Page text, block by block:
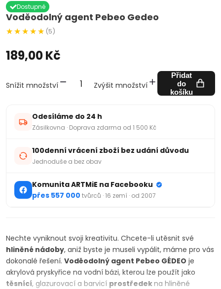
Voděodolný agent Pebeo Gedeo
Dostupné
(5)
189,00 Kč
Snížit množství Zvýšit množství
Přidat
do
košíku
Odesíláme do 24 h
Zásilkovna · Doprava zdarma od 1 500 Kč
100denní vrácení zboží bez udání důvodu
Jednoduše a bez obav
Komunita ARTMiE na Facebooku
přes 557 000 tvůrců · 16 zemí · od 2007
Nechte vyniknout svoji kreativitu. Chcete-li utěsnit své
hliněné nádoby, aniž byste je museli vypálit, máme pro vás
dokonalé řešení. Voděodolný agent Pebeo GÉDEO je
akrylová pryskyřice na vodní bázi, kterou lze použít jako
těsnící, glazurovací a barvicí prostředekna hliněné